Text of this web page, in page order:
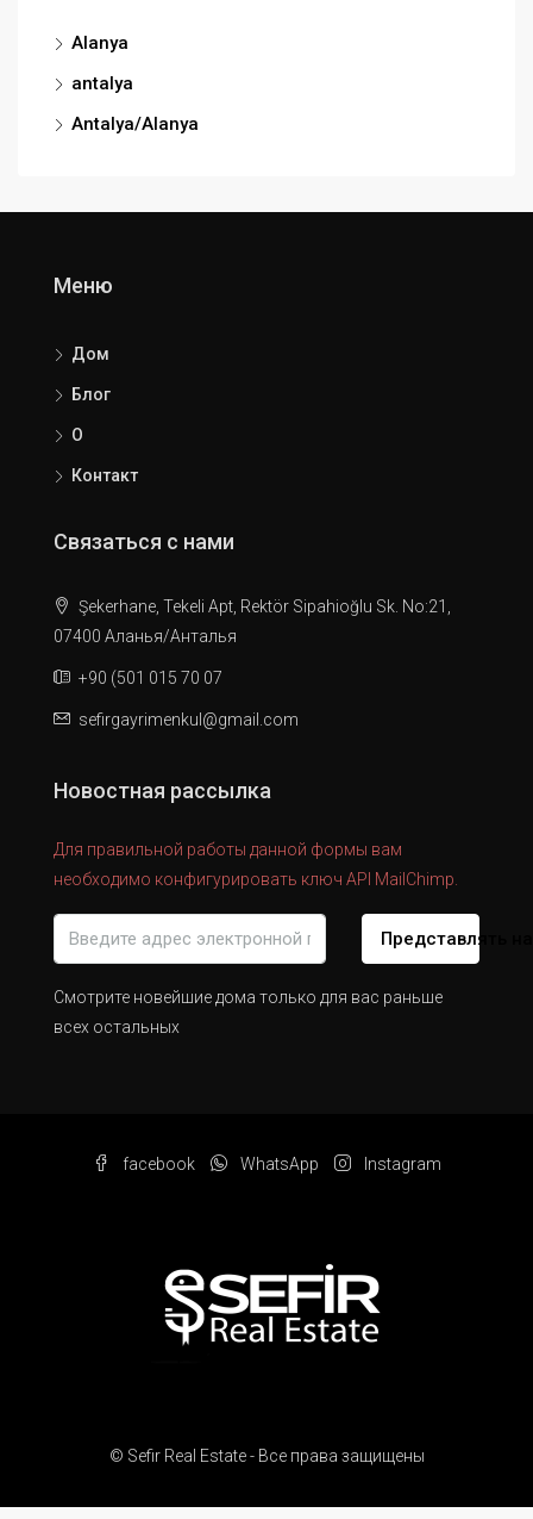
Alanya
antalya
Antalya/Alanya
Меню
Дом
Блог
О
Контакт
Связаться с нами
Şekerhane, Tekeli Apt, Rektör Sipahioğlu Sk. No:21,
07400 Аланья/Анталья
+90 (501 015 70 07
sefirgayrimenkul@gmail.com
Новостная рассылка
Для правильной работы данной формы вам
необходимо конфигурировать ключ API MailChimp.
Представлять
Смотрите новейшие дома только для вас раньше
всех остальных
facebook WhatsApp Instagram
© Sefir Real Estate - Все права защищены